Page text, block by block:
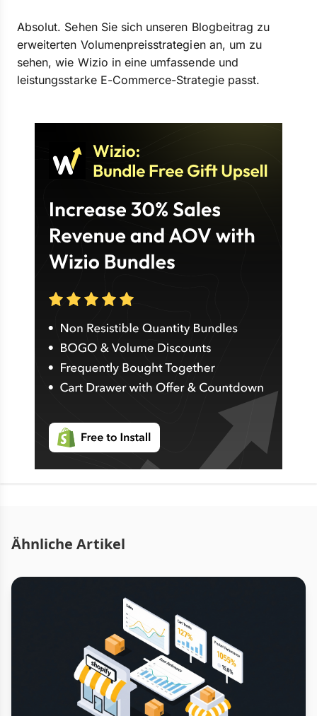
Absolut. Sehen Sie sich unseren Blogbeitrag zu
erweiterten Volumenpreisstrategien an, um zu
sehen, wie Wizio in eine umfassende und
leistungsstarke E-Commerce-Strategie passt.
Ähnliche Artikel